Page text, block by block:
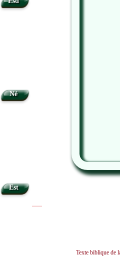
Texte biblique de
Né
Est